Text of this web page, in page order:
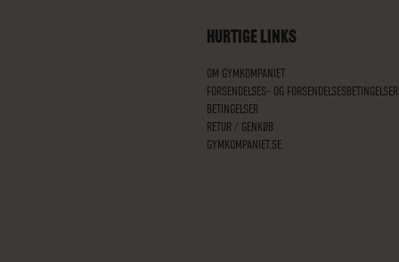
HURTIGE LINKS
OM GYMKOMPANIET
FORSENDELSES- OG FORSENDELSESBETINGELSER
BETINGELSER
RETUR / GENKØB
GYMKOMPANIET.SE